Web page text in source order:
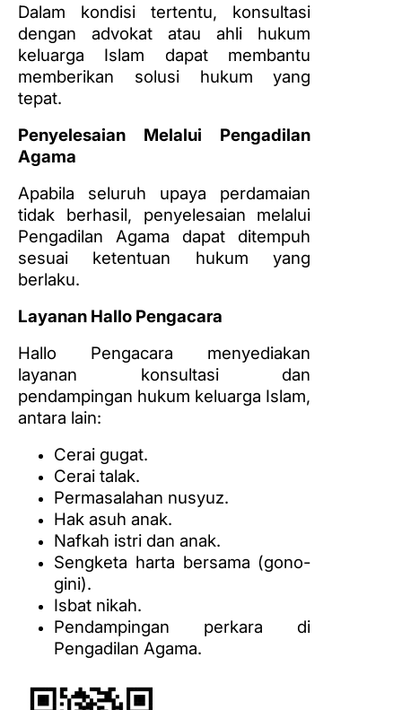
Dalam kondisi tertentu, konsultasi
dengan advokat atau ahli hukum
keluarga Islam dapat membantu
memberikan solusi hukum yang
tepat.
Penyelesaian Melalui Pengadilan
Agama
Apabila seluruh upaya perdamaian
tidak berhasil, penyelesaian melalui
Pengadilan Agama dapat ditempuh
sesuai ketentuan hukum yang
berlaku.
Layanan Hallo Pengacara
Hallo Pengacara menyediakan
layanan konsultasi dan
pendampingan hukum keluarga Islam,
antara lain:
Cerai gugat.
Cerai talak.
Permasalahan nusyuz.
Hak asuh anak.
Nafkah istri dan anak.
Sengketa harta bersama (gono-
gini).
Isbat nikah.
Pendampingan perkara di
Pengadilan Agama.